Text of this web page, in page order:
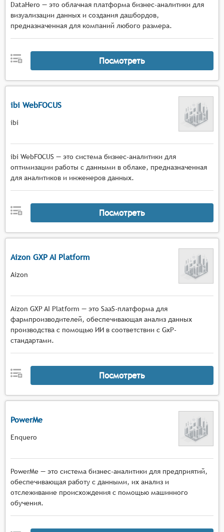
DataHero — это облачная платформа бизнес-аналитики для
визуализации данных и создания дашбордов,
предназначенная для компаний любого размера.
Посмотреть
ibi WebFOCUS
ibi
ibi WebFOCUS — это система бизнес-аналитики для
оптимизации работы с данными в облаке, предназначенная
для аналитиков и инженеров данных.
Посмотреть
Aizon GXP AI Platform
Aizon
Aizon GXP AI Platform — это SaaS-платформа для
фармпроизводителей, обеспечивающая анализ данных
производства с помощью ИИ в соответствии с GxP-
стандартами.
Посмотреть
PowerMe
Enquero
PowerMe — это система бизнес-аналитики для предприятий,
обеспечивающая работу с данными, их анализ и
отслеживание происхождения с помощью машинного
обучения.